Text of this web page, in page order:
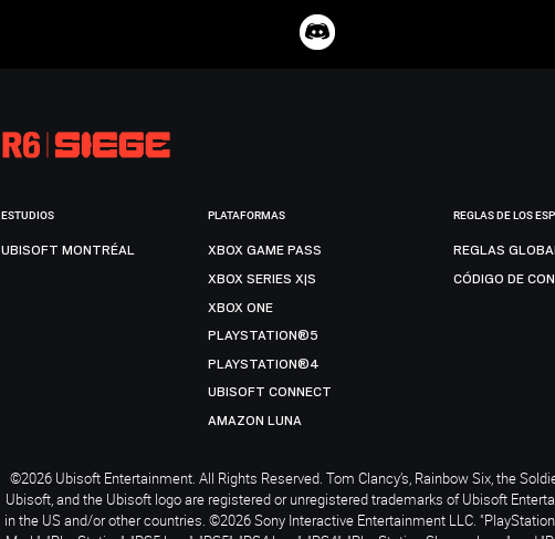
ESTUDIOS
UBISOFT MONTRÉAL
PLATAFORMAS
XBOX GAME PASS
XBOX SERIES X|S
XBOX ONE
PLAYSTATION®5
PLAYSTATION®4
UBISOFT CONNECT
AMAZON LUNA
REGLAS DE LOS
REGLAS
CÓDIGO DE
©2026 Ubisoft Entertainment. All Rights Reserved. Tom Clancy’s, Rainbow Six, the
Ubisoft, and the Ubisoft logo are registered or unregistered trademarks of Ubisoft
in the US and/or other countries. ©2026 Sony Interactive Entertainment LLC.